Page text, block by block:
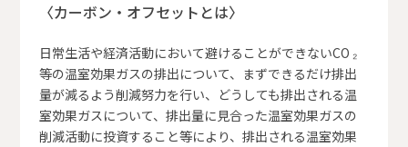
〈カーボン・オフセットとは〉
日常生活や経済活動において避けることができないCO ₂
等の温室効果ガスの排出について、まずできるだけ排出
量が減るよう削減努力を行い、どうしても排出される温
室効果ガスについて、排出量に見合った温室効果ガスの
削減活動に投資すること等により、排出される温室効果